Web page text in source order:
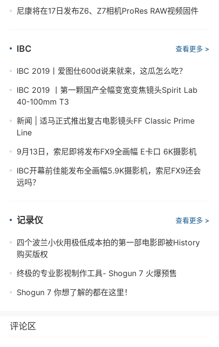
尼康将在17日发布Z6、Z7相机ProRes RAW视频固件
IBC 查看更多 >
IBC 2019丨爱图仕600d说来就来，这瓜怎么吃？
IBC 2019 丨第一颗国产全幅变宽变焦镜头Spirit Lab
40-100mm T3
新闻 | 适马正式推出复古电影镜头FF Classic Prime
Line
9月13日，索尼即将发布FX9全画幅 E卡口 6K摄影机
IBC开幕前佳能发布全画幅5.9K摄影机，索尼FX9还会
远吗？
记录仪 查看更多 >
四个波兰小伙用极低成本拍的第一部电影即被History
购买版权
终极的专业影视制作工具- Shogun 7 火爆预售
Shogun 7 你想了解的都在这里！
评论区